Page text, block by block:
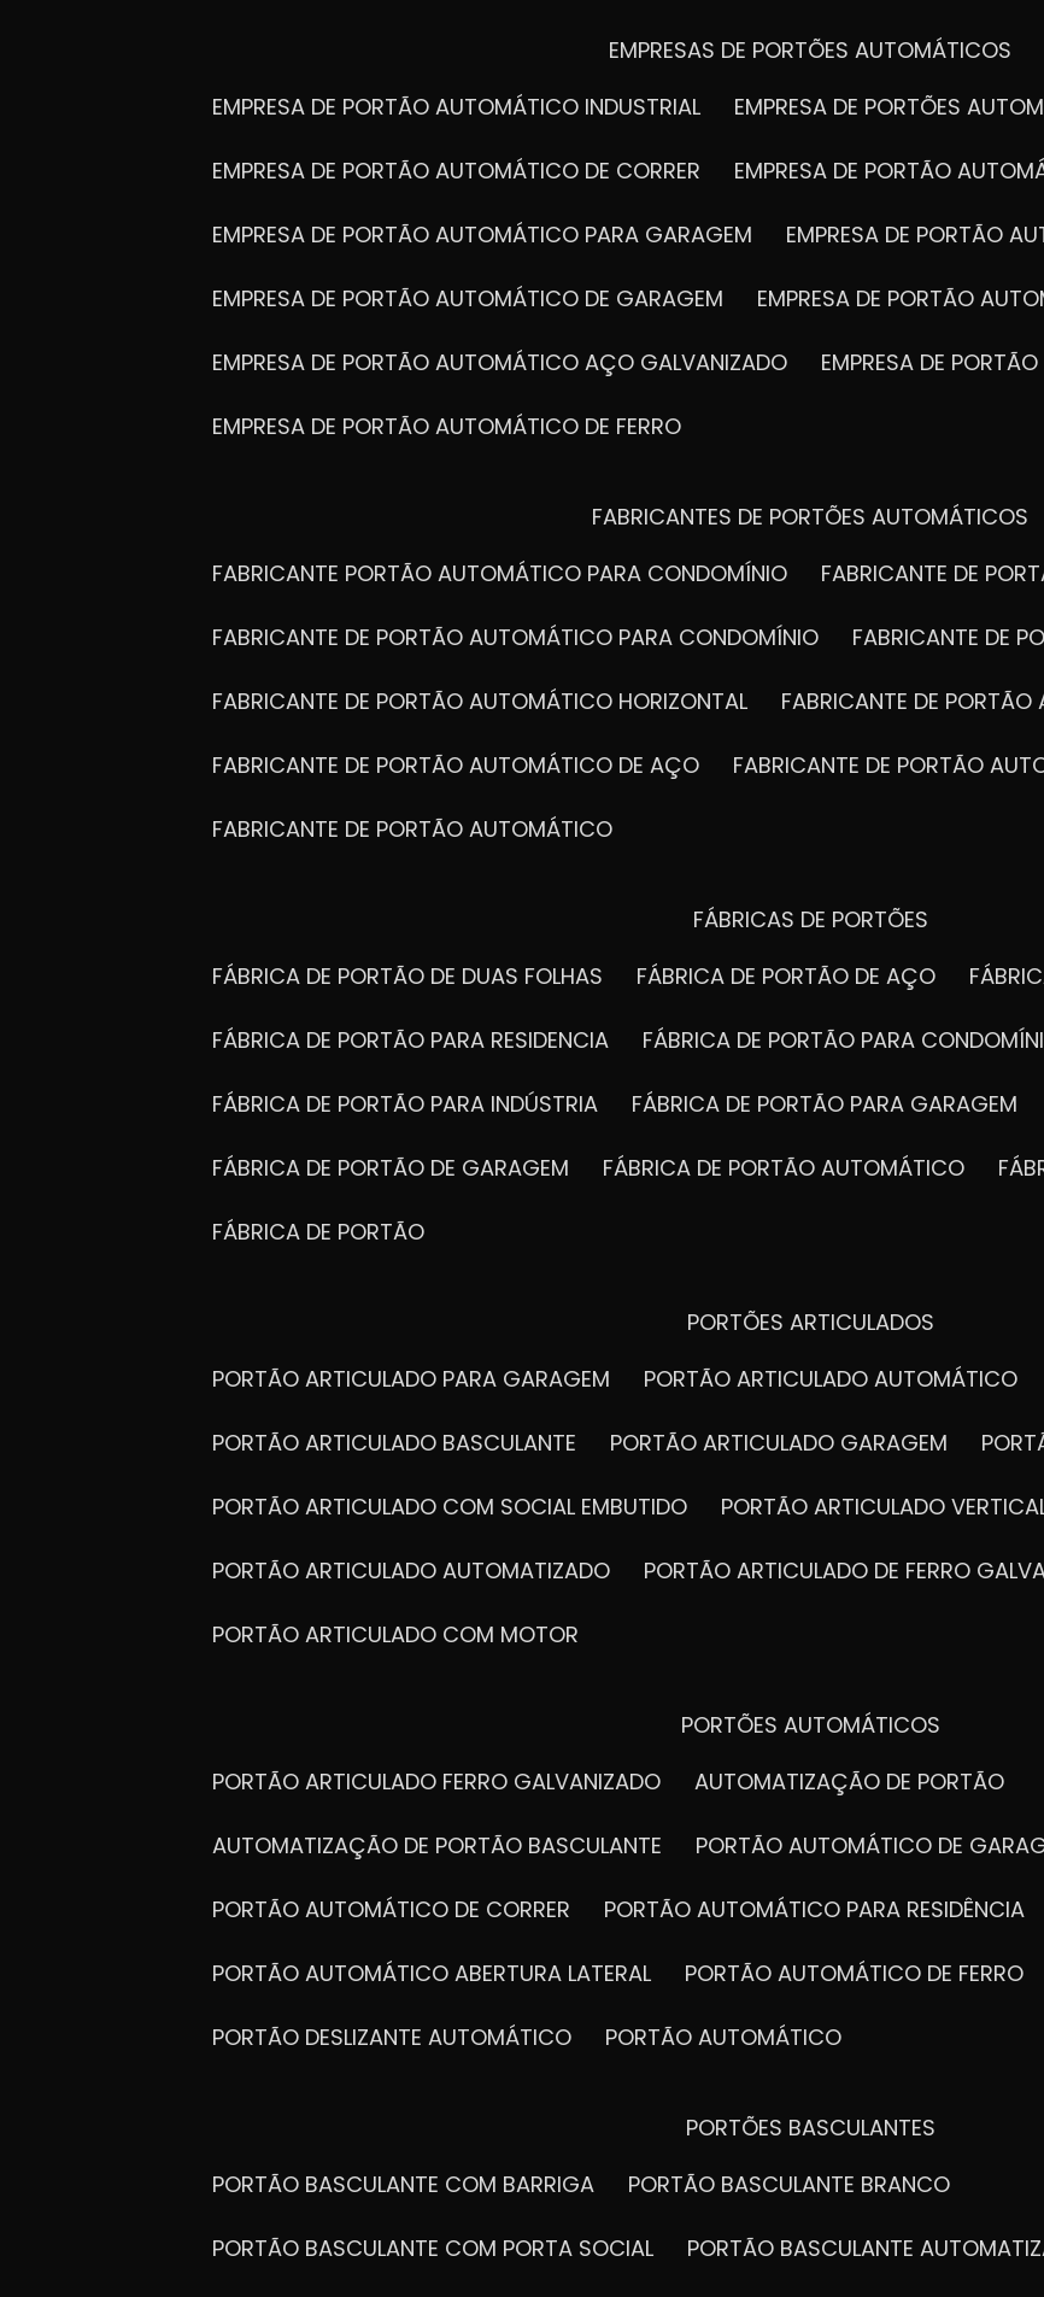
EMPRESAS DE PORTÕES AUTOMÁTICOS
EMPRESA DE PORTÃO AUTOMÁTICO INDUSTRIAL
EMPRESA DE PORTÕES
EMPRESA DE PORTÃO AUTOMÁTICO DE CORRER EMPRESA DE PORTÃO
EMPRESA DE PORTÃO AUTOMÁTICO PARA GARAGEM EMPRESA DE PORTÃO
EMPRESA DE PORTÃO AUTOMÁTICO DE GARAGEM EMPRESA DE PORTÃO
EMPRESA DE PORTÃO AUTOMÁTICO AÇO GALVANIZADO EMPRESA DE
EMPRESA DE PORTÃO AUTOMÁTICO DE FERRO
FABRICANTES DE PORTÕES AUTOMÁTICOS
FABRICANTE PORTÃO AUTOMÁTICO PARA CONDOMÍNIO
FABRICANTE DE
FABRICANTE DE PORTÃO AUTOMÁTICO PARA CONDOMÍNIO FABRICANTE DE
FABRICANTE DE PORTÃO AUTOMÁTICO HORIZONTAL FABRICANTE DE
FABRICANTE DE PORTÃO AUTOMÁTICO DE AÇO FABRICANTE DE PORTÃO
FABRICANTE DE PORTÃO AUTOMÁTICO
FÁBRICAS DE PORTÕES
FÁBRICA DE PORTÃO DE DUAS FOLHAS
FÁBRICA DE PORTÃO DE AÇO
FÁBRICA DE PORTÃO PARA RESIDENCIA FÁBRICA DE PORTÃO PARA
FÁBRICA DE PORTÃO PARA INDÚSTRIA FÁBRICA DE PORTÃO PARA GARAGEM
FÁBRICA DE PORTÃO DE GARAGEM FÁBRICA DE PORTÃO AUTOMÁTICO
FÁBRICA DE PORTÃO
PORTÕES ARTICULADOS
PORTÃO ARTICULADO PARA GARAGEM
PORTÃO ARTICULADO AUTOMÁTICO
PORTÃO ARTICULADO BASCULANTE PORTÃO ARTICULADO GARAGEM
PORTÃO ARTICULADO COM SOCIAL EMBUTIDO PORTÃO ARTICULADO
PORTÃO ARTICULADO AUTOMATIZADO PORTÃO ARTICULADO DE FERRO
PORTÃO ARTICULADO COM MOTOR
PORTÕES AUTOMÁTICOS
PORTÃO ARTICULADO FERRO GALVANIZADO
AUTOMATIZAÇÃO DE PORTÃO
AUTOMATIZAÇÃO DE PORTÃO BASCULANTE PORTÃO AUTOMÁTICO DE
PORTÃO AUTOMÁTICO DE CORRER PORTÃO AUTOMÁTICO PARA RESIDÊNCIA
PORTÃO AUTOMÁTICO ABERTURA LATERAL PORTÃO AUTOMÁTICO DE FERRO
PORTÃO DESLIZANTE AUTOMÁTICO PORTÃO AUTOMÁTICO
PORTÕES BASCULANTES
PORTÃO BASCULANTE COM BARRIGA
PORTÃO BASCULANTE BRANCO
PORTÃO BASCULANTE COM PORTA SOCIAL PORTÃO BASCULANTE